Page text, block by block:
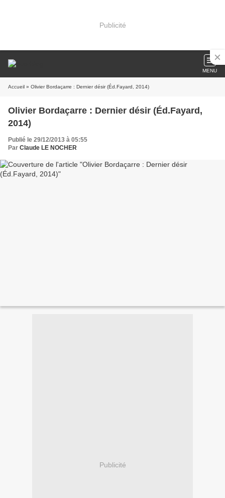
Publicité
MENU
Accueil » Olivier Bordaçarre : Dernier désir (Éd.Fayard, 2014)
Olivier Bordaçarre : Dernier désir (Éd.Fayard,
2014)
Publié le 29/12/2013 à 05:55
Par Claude LE NOCHER
Publicité